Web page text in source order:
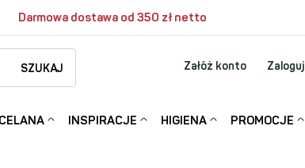
Darmowa dostawa od 350 zł netto
SZUKAJ Załóż konto Zaloguj
INSPIRACJE HIGIENA PROMOCJE